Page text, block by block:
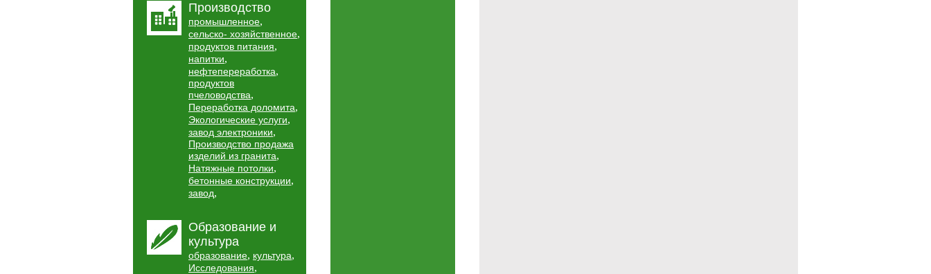
Производство
промышленное,
сельско- хозяйственное,
продуктов питания,
напитки,
нефтепереработка,
продуктов
пчеловодства,
Переработка доломита,
Экологические услуги,
завод электроники,
Производство продажа
изделий из гранита,
Натяжные потолки,
бетонные конструкции,
завод,
Образование и
культура
образование, культура,
Исследования,